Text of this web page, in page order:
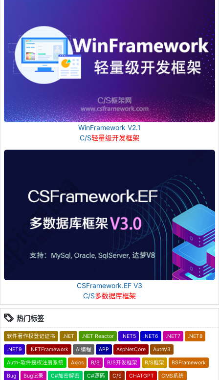
WinFramework V2.1
C/S轻量级开发框架
CSFramework.EF V3
C/S多数据库框架
热门标签
软件著作权登记证书 .NET .NET Reactor .NET5 .NET6 .NET7 .NET8
.NET9 .NETFramework AI编程 APP AspNetCore AuthV3
Auth-软件授权注册系统 Axios B/S B/S开发框架 B/S框架 BSFramework
Bug Bug记录 C#加密解密 C#源码 C/S CHATGPT CMS系统